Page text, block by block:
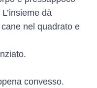
dà
nel quadrato e
convesso.